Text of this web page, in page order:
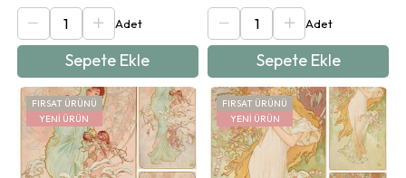
Sepete Ekle Sepete Ekle
YENI ÜRÜN
FIRSAT ÜRÜNÜ
YENI ÜRÜN
FIRSAT ÜRÜNÜ